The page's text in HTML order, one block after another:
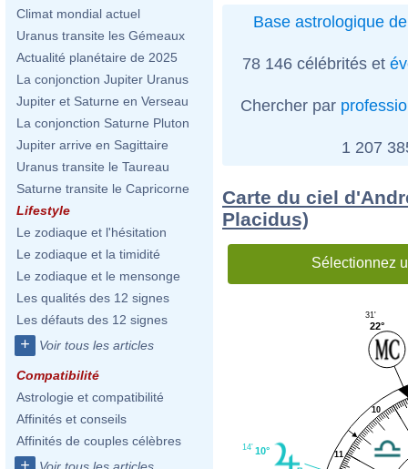
Climat mondial actuel
Uranus transite les Gémeaux
Actualité planétaire de 2025
La conjonction Jupiter Uranus
Jupiter et Saturne en Verseau
La conjonction Saturne Pluton
Jupiter arrive en Sagittaire
Uranus transite le Taureau
Saturne transite le Capricorne
Lifestyle
Le zodiaque et l'hésitation
Le zodiaque et la timidité
Le zodiaque et le mensonge
Les qualités des 12 signes
Les défauts des 12 signes
+ Voir tous les articles
Compatibilité
Astrologie et compatibilité
Affinités et conseils
Affinités de couples célèbres
+
Base astrologique
78 146 célébrités et
Chercher par
1 207
Carte du ciel
Placidus)
Sélectionnez
10
11
22°
31'
10°
14'